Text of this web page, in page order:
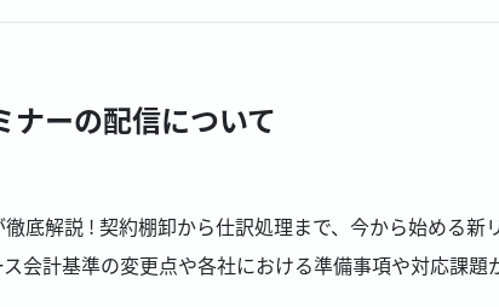
ーの配信について
底解説 ! 契約棚卸から仕訳処理まで、今から始める新
会計基準の変更点や各社における準備事項や対応課